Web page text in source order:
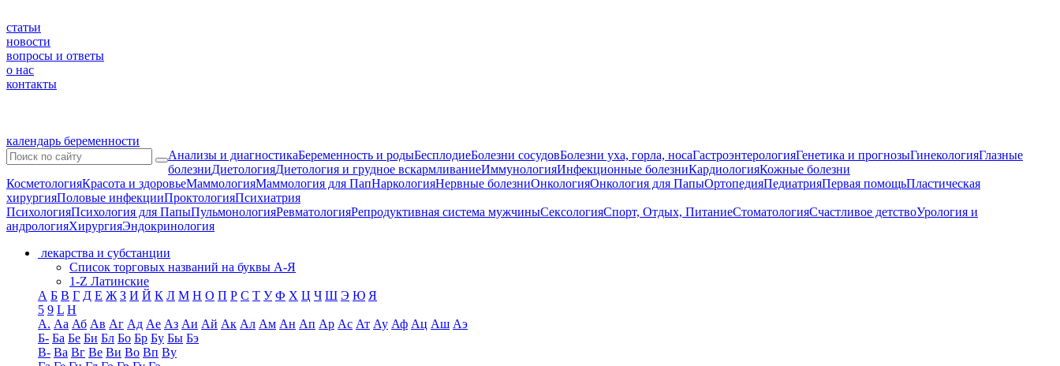
статьи
новости
вопросы и ответы
о нас
контакты
календарь беременности
Анализы и диагностикаБеременность и родыБесплодиеБолезни сосудовБолезни уха, горла, носаГастроэнтерологияГенетика и прогнозыГинекологияГлазные
болезниДиетологияДиетология и грудное вскармливаниеИммунологияИнфекционные болезниКардиологияКожные болезни
КосметологияКрасота и здоровьеМаммологияМаммология для ПапНаркологияНервные болезниОнкологияОнкология для ПапыОртопедияПедиатрияПервая помощьПластическая
хирургияПоловые инфекцииПроктологияПсихиатрия
ПсихологияПсихология для ПапыПульмонологияРевматологияРепродуктивная система мужчиныСексологияСпорт, Отдых, ПитаниеСтоматологияСчастливое детствоУрология и
андрологияХирургияЭндокринология
лекарства и субстанции
Список торговых названий на буквы А-Я
1-Z Латинские
А Б В Г Д Е Ж З И Й К Л М Н О П Р С Т У Ф Х Ц Ч Ш Э Ю Я
5 9 L H
А. Аа Аб Ав Аг Ад Ае Аз Аи Ай Ак Ал Ам Ан Ап Ар Ас Ат Ау Аф Ац Аш Аэ
Б- Ба Бе Би Бл Бо Бр Бу Бы Бэ
В- Ва Вг Ве Ви Во Вп Ву